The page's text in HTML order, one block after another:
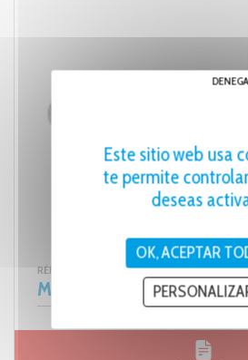
RÉF. ALLUMEGAZ
Mechero cazoleta
Este sitio web usa
te permite
deseas
OK, ACEPTAR